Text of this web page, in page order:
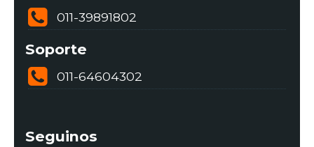
011-39891802
Soporte
011-64604302
Seguinos